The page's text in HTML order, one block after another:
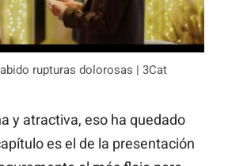
rupturas dolorosas | 3Cat
y atractiva, eso ha quedado
es el de la presentación